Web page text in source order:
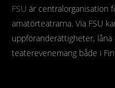
FSU är centralorganisation
amatörteatrarna. Via FSU
uppföranderättigheter,
teaterevenemang både i